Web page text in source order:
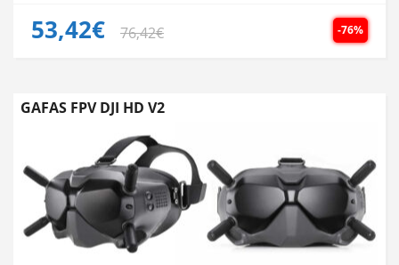
-76%
53,42€ 76,42€
GAFAS FPV DJI HD V2